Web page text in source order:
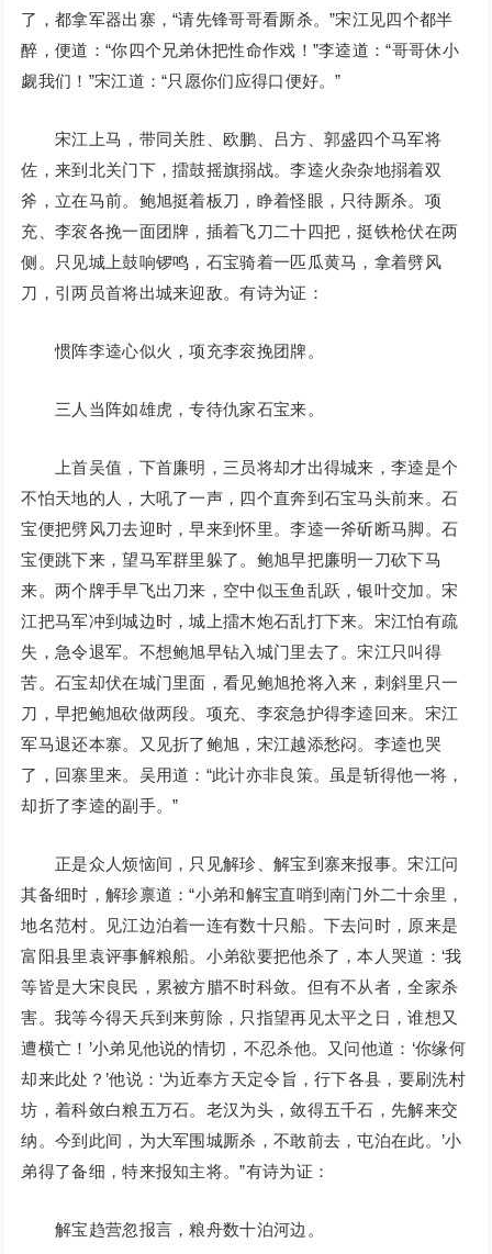
了，都拿军器出寨，“请先锋哥哥看厮杀。”宋江见四个都半
醉，便道：“你四个兄弟休把性命作戏！”李逵道：“哥哥休小
觑我们！”宋江道：“只愿你们应得口便好。”
宋江上马，带同关胜、欧鹏、吕方、郭盛四个马军将
佐，来到北关门下，擂鼓摇旗搦战。李逵火杂杂地搦着双
斧，立在马前。鲍旭挺着板刀，睁着怪眼，只待厮杀。项
充、李衮各挽一面团牌，插着飞刀二十四把，挺铁枪伏在两
侧。只见城上鼓响锣鸣，石宝骑着一匹瓜黄马，拿着劈风
刀，引两员首将出城来迎敌。有诗为证：
惯阵李逵心似火，项充李衮挽团牌。
三人当阵如雄虎，专待仇家石宝来。
上首吴值，下首廉明，三员将却才出得城来，李逵是个
不怕天地的人，大吼了一声，四个直奔到石宝马头前来。石
宝便把劈风刀去迎时，早来到怀里。李逵一斧斫断马脚。石
宝便跳下来，望马军群里躲了。鲍旭早把廉明一刀砍下马
来。两个牌手早飞出刀来，空中似玉鱼乱跃，银叶交加。宋
江把马军冲到城边时，城上擂木炮石乱打下来。宋江怕有疏
失，急令退军。不想鲍旭早钻入城门里去了。宋江只叫得
苦。石宝却伏在城门里面，看见鲍旭抢将入来，刺斜里只一
刀，早把鲍旭砍做两段。项充、李衮急护得李逵回来。宋江
军马退还本寨。又见折了鲍旭，宋江越添愁闷。李逵也哭
了，回寨里来。吴用道：“此计亦非良策。虽是斩得他一将，
却折了李逵的副手。”
正是众人烦恼间，只见解珍、解宝到寨来报事。宋江问
其备细时，解珍禀道：“小弟和解宝直哨到南门外二十余里，
地名范村。见江边泊着一连有数十只船。下去问时，原来是
富阳县里袁评事解粮船。小弟欲要把他杀了，本人哭道：‘我
等皆是大宋良民，累被方腊不时科敛。但有不从者，全家杀
害。我等今得天兵到来剪除，只指望再见太平之日，谁想又
遭横亡！’小弟见他说的情切，不忍杀他。又问他道：‘你缘何
却来此处？’他说：‘为近奉方天定令旨，行下各县，要刷洗村
坊，着科敛白粮五万石。老汉为头，敛得五千石，先解来交
纳。今到此间，为大军围城厮杀，不敢前去，屯泊在此。’小
弟得了备细，特来报知主将。”有诗为证：
解宝趋营忽报言，粮舟数十泊河边。